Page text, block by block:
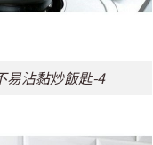
易沾黏炒飯匙-4